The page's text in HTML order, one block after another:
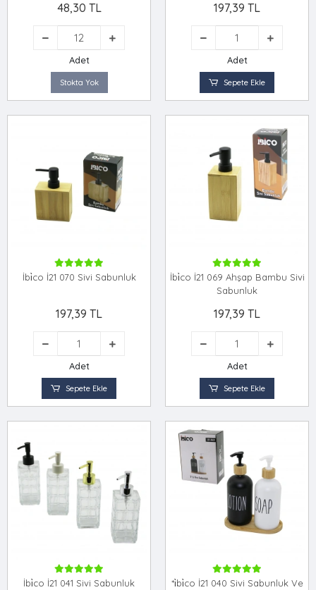
48,30 TL
Adet
Stokta Yok
197,39 TL
Adet
Sepete Ekle
İbi̇co İ21 070 Sivi Sabunluk
197,39 TL
Adet
Sepete Ekle
İbi̇co İ21 069 Ahşap Bambu Sivi
Sabunluk
197,39 TL
Adet
Sepete Ekle
İbi̇co İ21 041 Sivi Sabunluk
*i̇bi̇co İ21 040 Sivi Sabunluk Ve